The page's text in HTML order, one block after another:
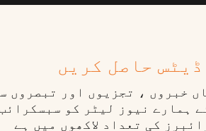
ڈیٹس حاصل کریں
خبروں ، تجزیوں اور تبصروں
ہمارے نیوز لیٹر کو
کی تعداد لاکھوں میں ہے